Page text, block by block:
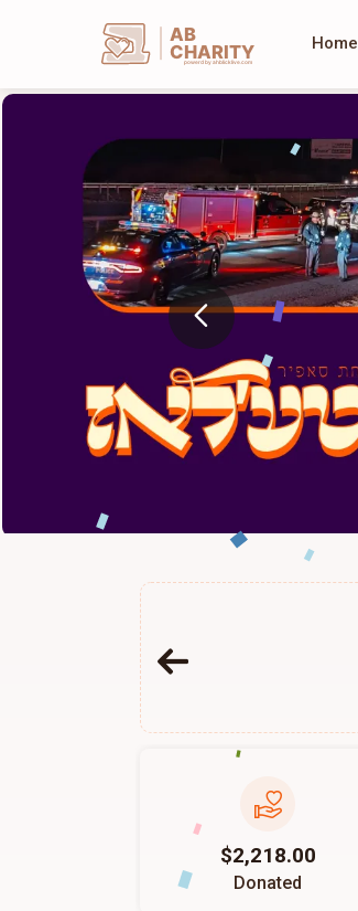
AB
CHARITY
powerd by ahblicklive.com
Home
$2,218.00
Donated